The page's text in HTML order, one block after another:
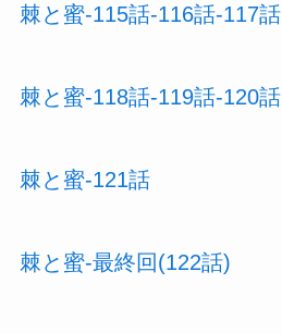
棘と蜜-115話-116話-117話
棘と蜜-118話-119話-120話
棘と蜜-121話
棘と蜜-最終回(122話)